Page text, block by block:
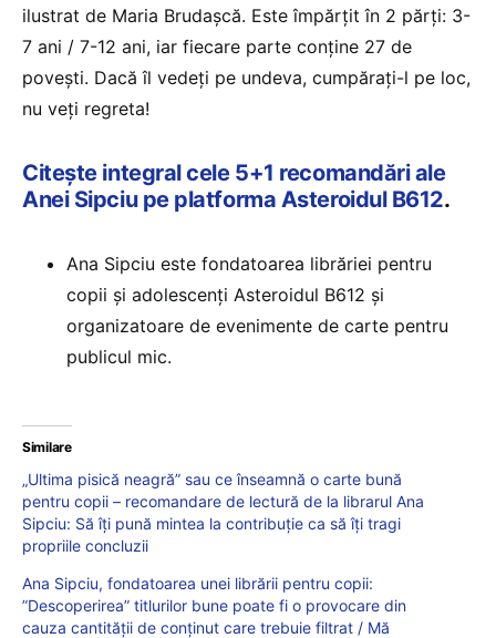
ilustrat de Maria Brudașcă. Este împărțit în 2 părți: 3-
7 ani / 7-12 ani, iar fiecare parte conține 27 de
povești. Dacă îl vedeți pe undeva, cumpărați-l pe loc,
nu veți regreta!
Citește integral cele 5+1 recomandări ale
Anei Sipciu pe platforma Asteroidul B612.
Ana Sipciu este fondatoarea librăriei pentru
copii și adolescenți Asteroidul B612 și
organizatoare de evenimente de carte pentru
publicul mic.
Similare
„Ultima pisică neagră” sau ce înseamnă o carte bună
pentru copii – recomandare de lectură de la librarul Ana
Sipciu: Să îți pună mintea la contribuție ca să îți tragi
propriile concluzii
Ana Sipciu, fondatoarea unei librării pentru copii:
”Descoperirea” titlurilor bune poate fi o provocare din
cauza cantității de conținut care trebuie filtrat / Mă